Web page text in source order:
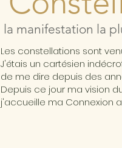
la manifestation la
Les constellations sont
J'étais un cartésien
de me dire depuis des
Depuis ce jour ma vision
j'accueille ma Connexion